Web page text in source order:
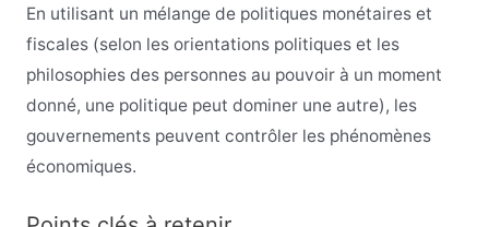
En utilisant un mélange de politiques monétaires et
fiscales (selon les orientations politiques et les
philosophies des personnes au pouvoir à un moment
donné, une politique peut dominer une autre), les
gouvernements peuvent contrôler les phénomènes
économiques.